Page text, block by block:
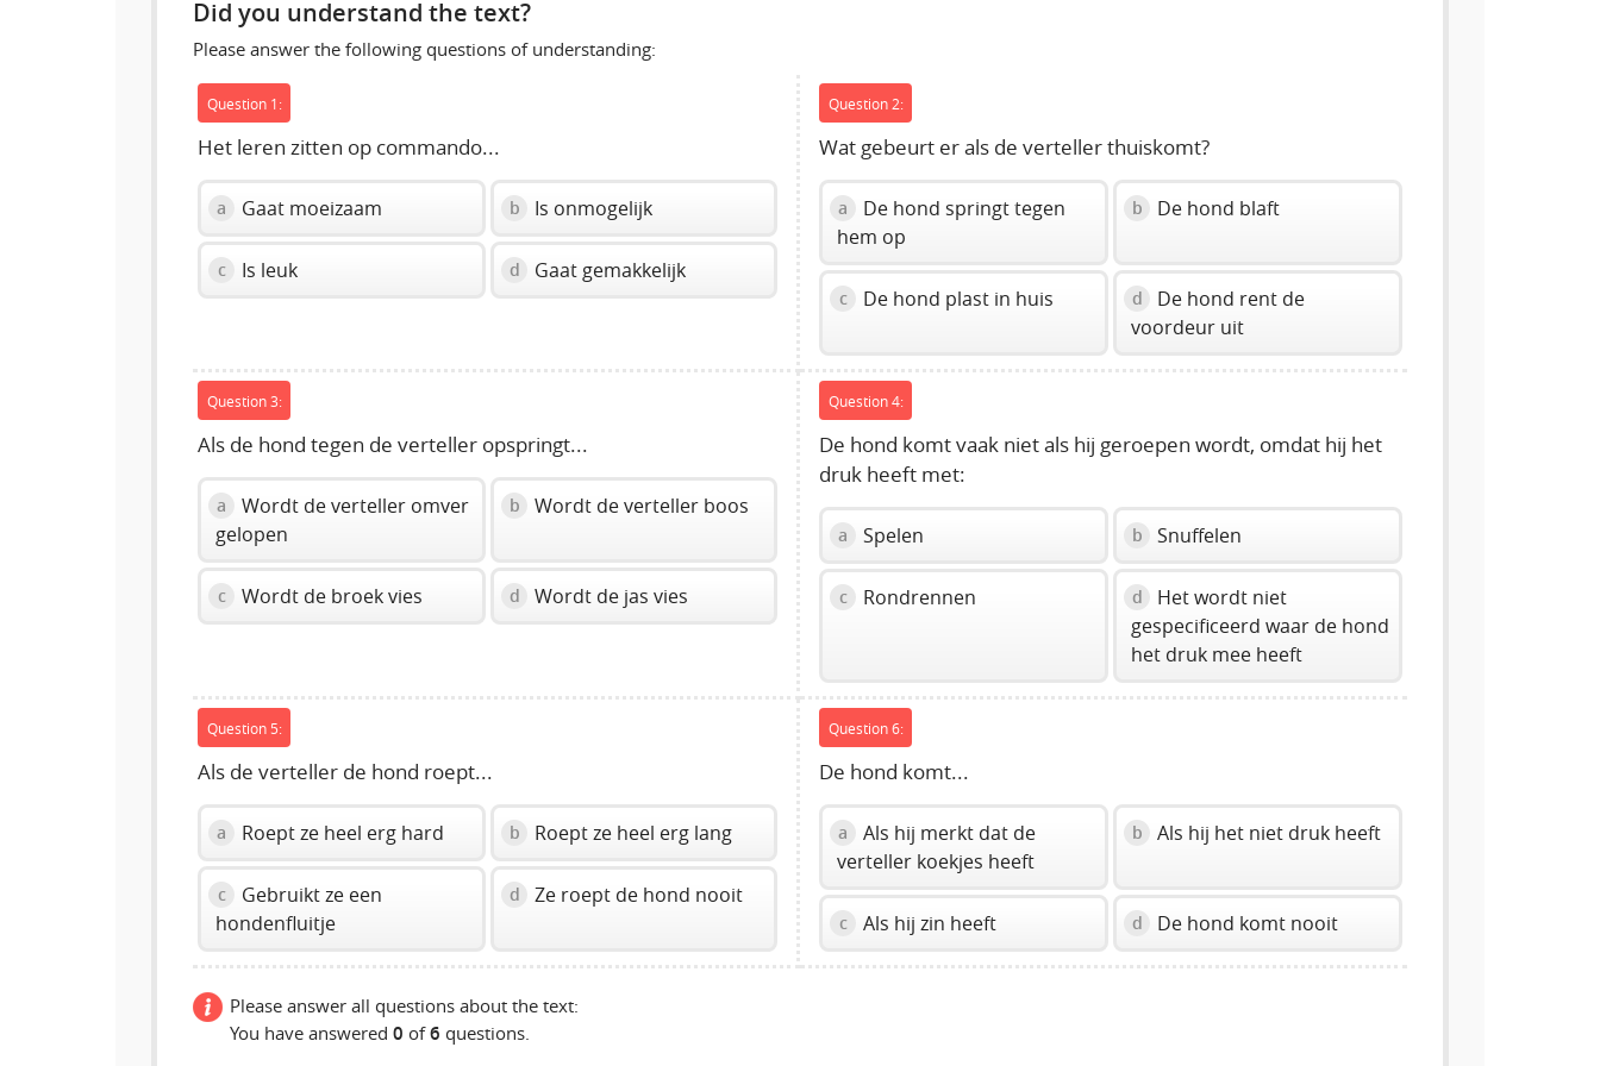
Did you understand the text?
Please answer the following questions of understanding:
Question 1:
Het leren zitten op commando...
a Gaat moeizaam b Is onmogelijk
c Is leuk d Gaat gemakkelijk
Question 2:
Wat gebeurt er als de verteller thuiskomt?
a
De hond springt tegen
hem op
b De hond blaft
c De hond plast in huis d
De hond rent de
voordeur uit
Question 3:
Als de hond tegen de verteller opspringt...
a
Wordt de verteller omver
gelopen
b Wordt de verteller boos
c Wordt de broek vies d Wordt de jas vies
Question 4:
De hond komt vaak niet als hij geroepen wordt, omdat hij het
druk heeft met:
a Spelen b Snuffelen
c Rondrennen d
Het wordt niet
gespecificeerd waar de hond
het druk mee heeft
Question 5:
Als de verteller de hond roept...
a Roept ze heel erg hard b Roept ze heel erg lang
c
Gebruikt ze een
hondenfluitje
d Ze roept de hond nooit
Question 6:
De hond komt...
a
Als hij merkt dat de
verteller koekjes heeft
b Als hij het niet druk heeft
c Als hij zin heeft d De hond komt nooit
Please answer all questions about the text:
You have answered 0 of6 questions.